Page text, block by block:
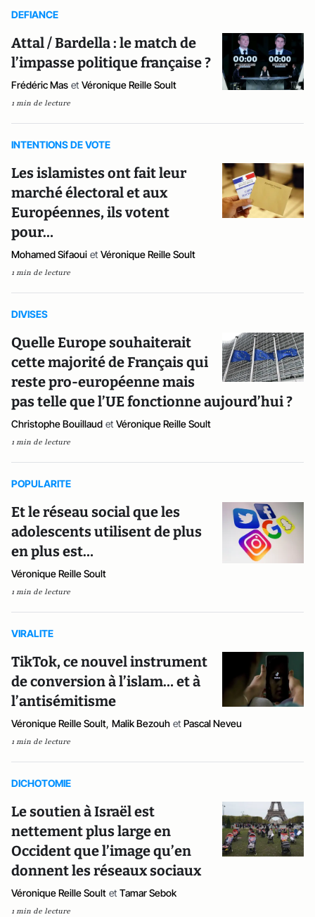
DEFIANCE
Attal / Bardella : le match de
l’impasse politique française ?
Frédéric Mas et Véronique Reille Soult
1 min de lecture
INTENTIONS DE VOTE
Les islamistes ont fait leur
marché électoral et aux
Européennes, ils votent
pour…
Mohamed Sifaoui et Véronique Reille Soult
1 min de lecture
DIVISES
Quelle Europe souhaiterait
cette majorité de Français qui
reste pro-européenne mais
pas telle que l’UE fonctionne aujourd’hui ?
Christophe Bouillaud et Véronique Reille Soult
1 min de lecture
POPULARITE
Et le réseau social que les
adolescents utilisent de plus
en plus est…
Véronique Reille Soult
1 min de lecture
VIRALITE
TikTok, ce nouvel instrument
de conversion à l’islam… et à
l’antisémitisme
Véronique Reille Soult, Malik Bezouh et Pascal Neveu
1 min de lecture
DICHOTOMIE
Le soutien à Israël est
nettement plus large en
Occident que l’image qu’en
donnent les réseaux sociaux
Véronique Reille Soult et Tamar Sebok
1 min de lecture